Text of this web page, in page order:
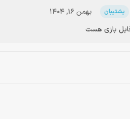
پشتیبان
بهمن 16, 1404
بازی هست